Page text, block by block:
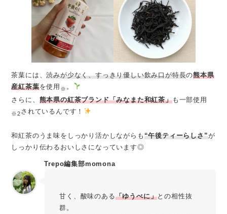
茶葉には、渋みが少なく、すっきり優しい飲み口が特長の熊本県
産紅茶葉を使用 ※ 。
さらに、 熊本県の紅茶ブランド「みなまた和紅茶」も一部使用
※2されているんです！
和紅茶のうま味をしっかり活かしながらも “午後ティーらしさ”が
しっかり伝わるおいしさになっています◎
Trepo編集部momona
甘く、酸味のある「ゆうべに」との相性抜
群。